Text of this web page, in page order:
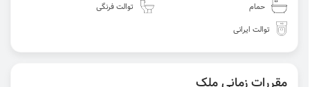
حمام
توالت فرنگی
توالت ایرانی